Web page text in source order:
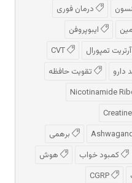
درمان فوری
ایبوپروفن
آرتریت تمپورال
دارو
تقویت حافظه
برهمی
کمبود خواب
هوش